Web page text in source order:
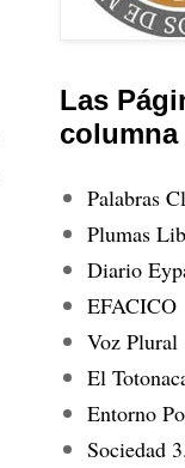
Las
Palabras
Plumas
Diario
EFACICO
Voz Plural
El
Entorno
Sociedad